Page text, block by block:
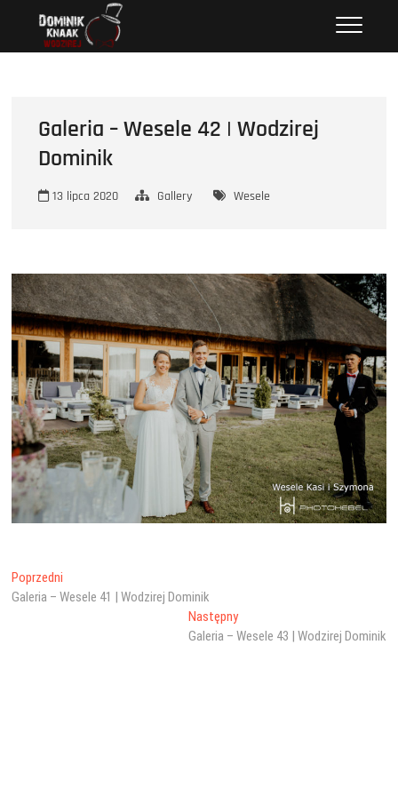
STRONA INTERNETOWA WODZIREJA DOMINIKA.
Galeria – Wesele 42 | Wodzirej
Dominik
13 lipca 2020 Gallery Wesele
Nawigacja
wpisu
Poprzedni
wpis:
Galeria – Wesele 41 | Wodzirej Dominik
NastępnyNastępny
wpis:
Galeria – Wesele 43 | Wodzirej Dominik